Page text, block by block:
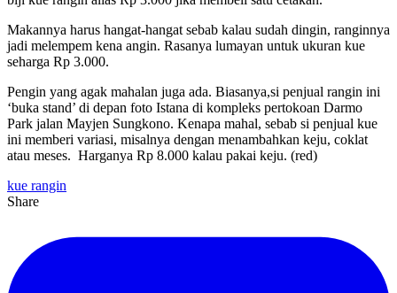
Makannya harus hangat-hangat sebab kalau sudah dingin, ranginnya
jadi melempem kena angin. Rasanya lumayan untuk ukuran kue
seharga Rp 3.000.
Pengin yang agak mahalan juga ada. Biasanya,si penjual rangin ini
‘buka stand’ di depan foto Istana di kompleks pertokoan Darmo
Park jalan Mayjen Sungkono. Kenapa mahal, sebab si penjual kue
ini memberi variasi, misalnya dengan menambahkan keju, coklat
atau meses. Harganya Rp 8.000 kalau pakai keju. (red)
kue rangin
Share